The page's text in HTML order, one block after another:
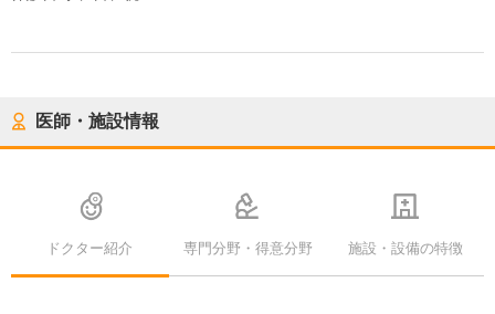
医師・施設情報
ドクター紹介 専門分野・得意分野 施設・設備の特徴